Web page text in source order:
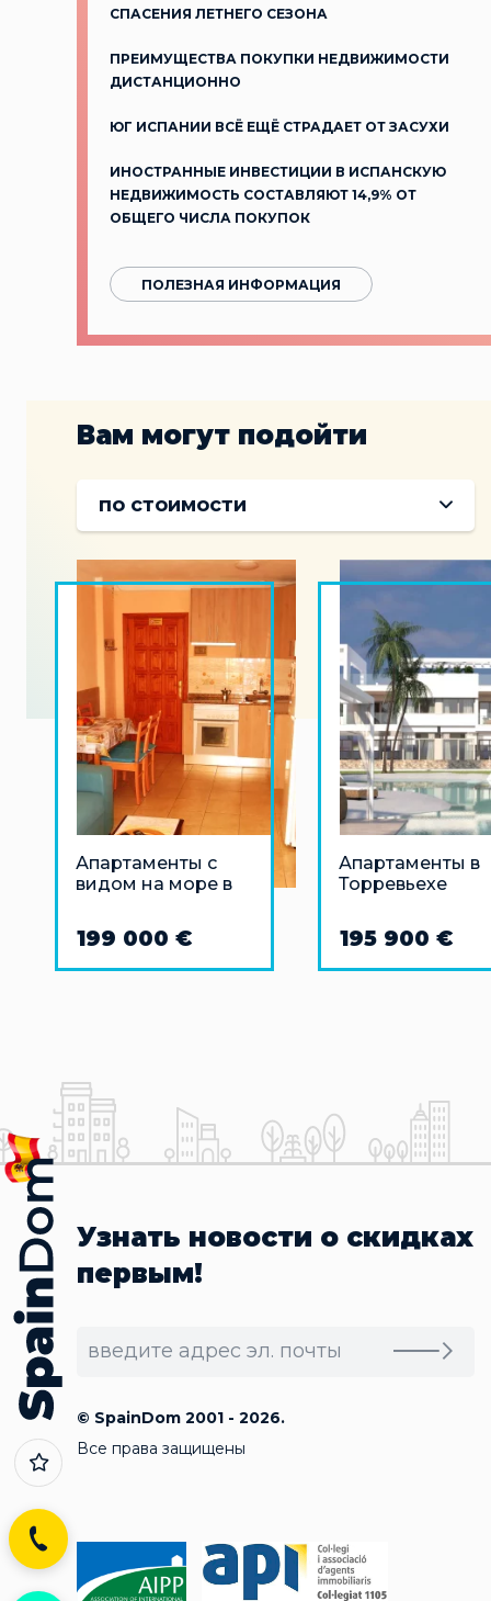
СПАСЕНИЯ ЛЕТНЕГО СЕЗОНА
ПРЕИМУЩЕСТВА ПОКУПКИ НЕДВИЖИМОСТИ
ДИСТАНЦИОННО
ЮГ ИСПАНИИ ВСЁ ЕЩЁ СТРАДАЕТ ОТ ЗАСУХИ
ИНОСТРАННЫЕ ИНВЕСТИЦИИ В ИСПАНСКУЮ
НЕДВИЖИМОСТЬ СОСТАВЛЯЮТ 14,9% ОТ
ОБЩЕГО ЧИСЛА ПОКУПОК
ПОЛЕЗНАЯ ИНФОРМАЦИЯ
Вам могут подойти
по стоимости
Апартаменты с
видом на море в
Тенерифе
199 000 €
Апартаменты в
Торревьехе
195 900 €
Узнать новости о скидках
первым!
© SpainDom 2001 - 2026.
Все права защищены